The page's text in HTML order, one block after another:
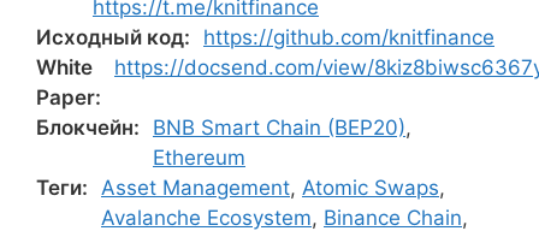
https://t.me/knitfinance
Исходный код:
https://github.com/knitfinance
White
Paper:
https://docsend.com/view/
Блокчейн: BNB Smart Chain (BEP20),
Ethereum
Теги: Asset Management, Atomic Swaps,
Avalanche Ecosystem, Binance Chain,